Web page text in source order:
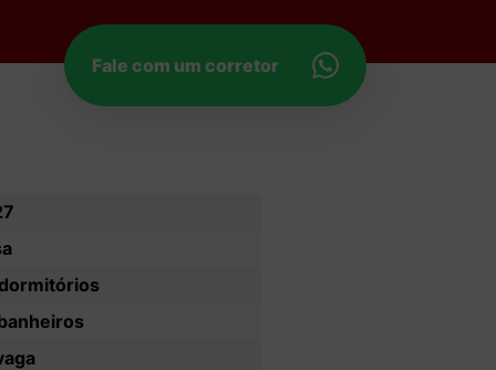
Fale com um corretor